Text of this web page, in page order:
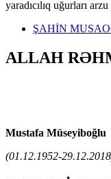
yaradıcılıq uğurları
ŞAHİN
ALLAH
Mustafa Müseyiboğlu
(01.12.1952-